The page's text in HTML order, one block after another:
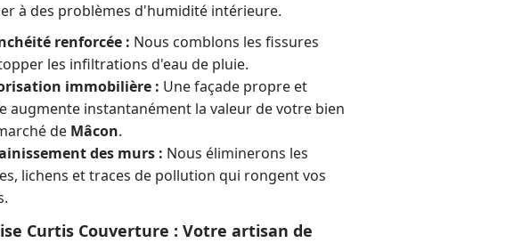
à des problèmes d'humidité intérieure.
renforcée : Nous comblons les fissures
les infiltrations d'eau de pluie.
immobilière : Une façade propre et
augmente instantanément la valeur de votre bien
de Mâcon.
des murs : Nous éliminerons les
lichens et traces de pollution qui rongent vos
Curtis Couverture : Votre artisan de